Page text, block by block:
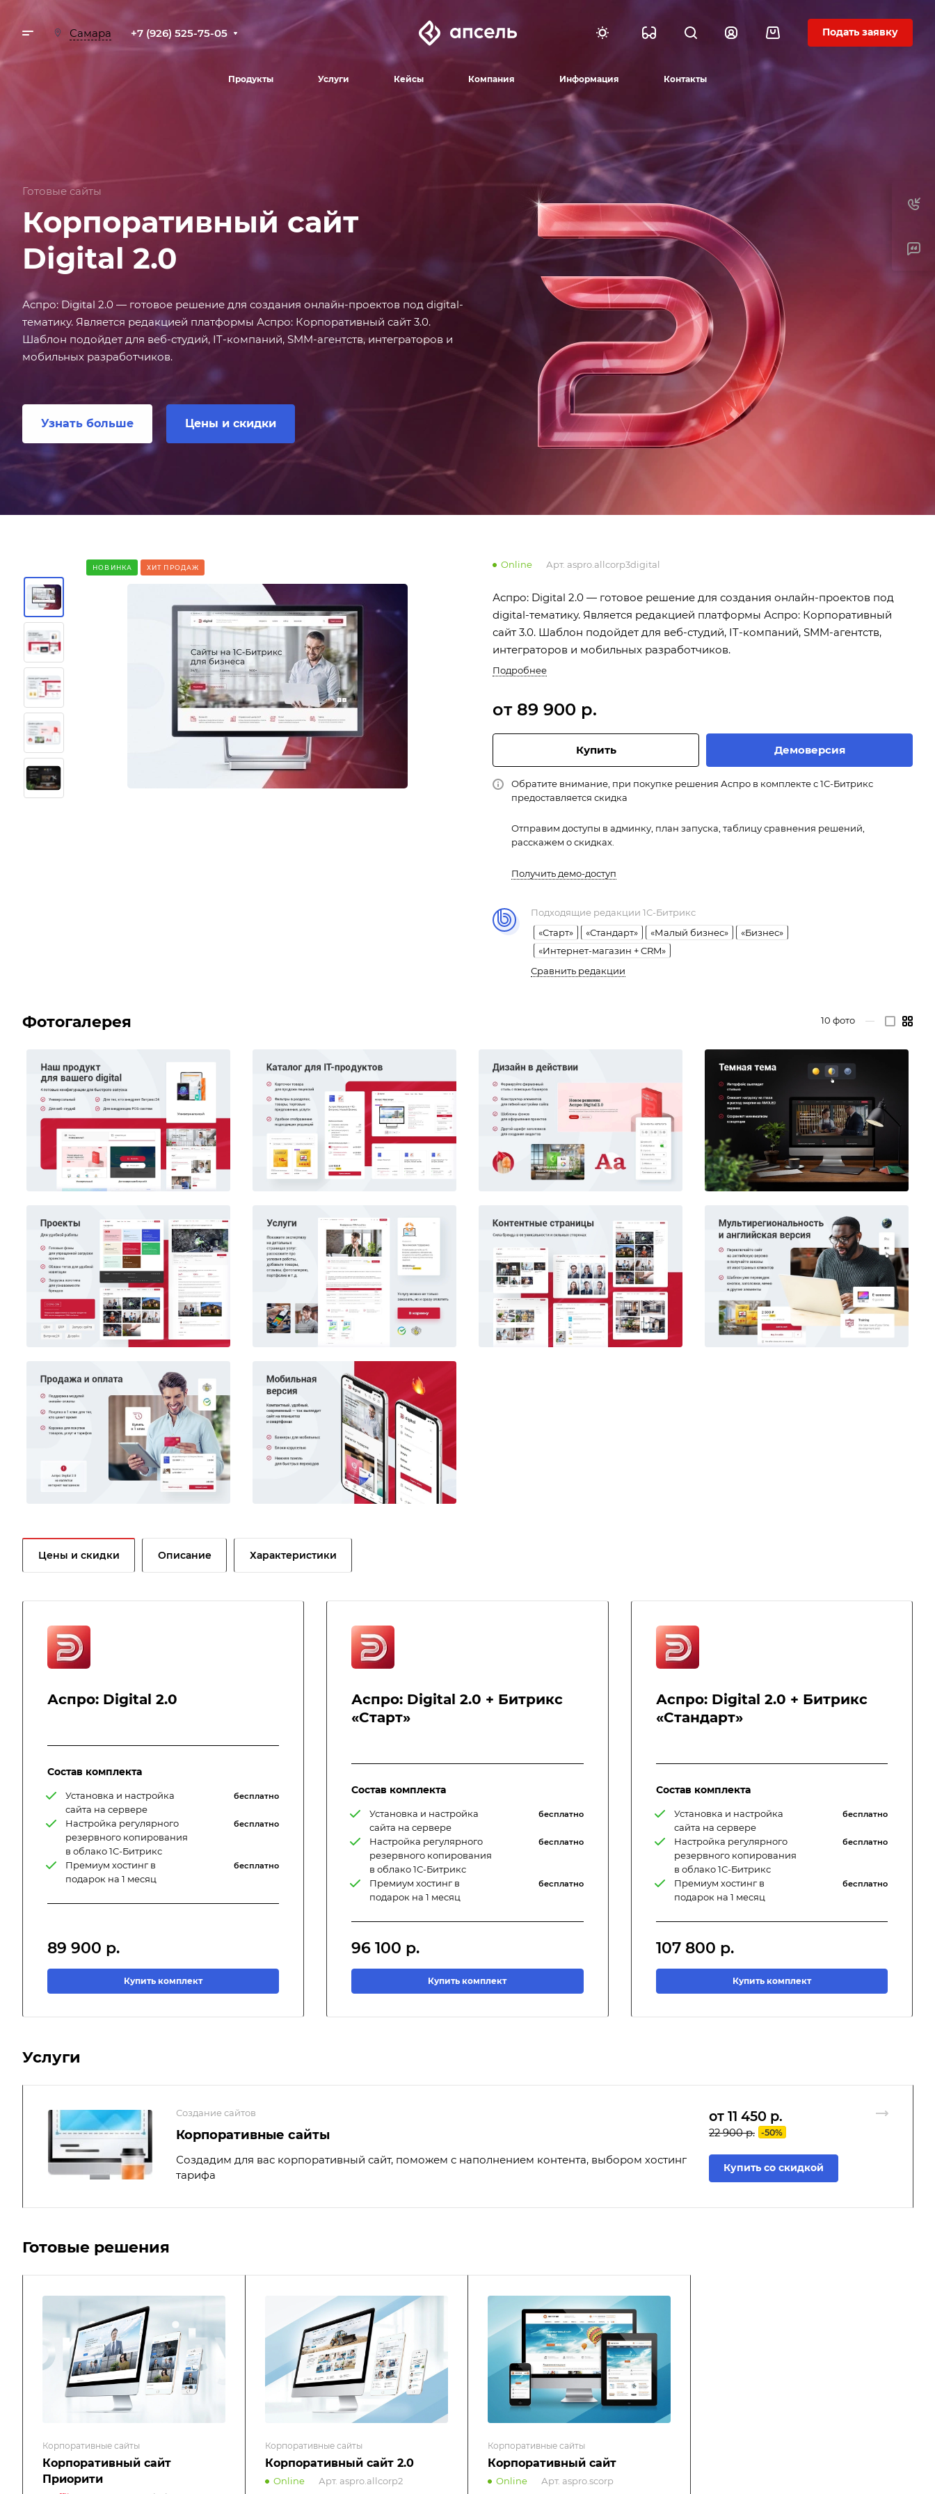
Самара +7 (926) 525-75-05 Подать заявку
Продукты Услуги Кейсы Компания Информация Контакты
Готовые сайты
Корпоративный сайт
Digital 2.0
Аспро: Digital 2.0 — готовое решение для создания онлайн-проектов под digital-
тематику. Является редакцией платформы Аспро: Корпоративный сайт 3.0.
Шаблон подойдет для веб-студий, IT-компаний, SMM-агентств, интеграторов и
мобильных разработчиков.
Узнать больше Цены и скидки
НОВИНКА ХИТ ПРОДАЖ Online Арт. aspro.allcorp3digital
Аспро: Digital 2.0 — готовое решение для создания онлайн-проектов под
digital-тематику. Является редакцией платформы Аспро: Корпоративный
сайт 3.0. Шаблон подойдет для веб-студий, IT-компаний, SMM-агентств,
интеграторов и мобильных разработчиков.
Подробнее
от 89 900 р.
Купить Демоверсия
Обратите внимание, при покупке решения Аспро в комплекте с 1С-Битрикс
предоставляется скидка
Отправим доступы в админку, план запуска, таблицу сравнения решений,
расскажем о скидках.
Получить демо-доступ
Подходящие редакции 1С-Битрикс
«Старт»
«Стандарт» «Малый бизнес»
«Бизнес»
«Интернет-магазин + CRM»
Сравнить редакции
Фотогалерея 10 фото —
Цены и скидки Описание Характеристики
Аспро: Digital 2.0
Состав комплекта
Установка и настройка
сайта на сервере
бесплатно
Настройка регулярного
резервного копирования
в облако 1С-Битрикс
бесплатно
Премиум хостинг в
подарок на 1 месяц
бесплатно
89 900 р.
Купить комплект
Аспро: Digital 2.0 + Битрикс
«Старт»
Состав комплекта
Установка и настройка
сайта на сервере
бесплатно
Настройка регулярного
резервного копирования
в облако 1С-Битрикс
бесплатно
Премиум хостинг в
подарок на 1 месяц
бесплатно
96 100 р.
Купить комплект
Аспро: Digital 2.0 + Битрикс
«Стандарт»
Состав комплекта
Установка и настройка
сайта на сервере
бесплатно
Настройка регулярного
резервного копирования
в облако 1С-Битрикс
бесплатно
Премиум хостинг в
подарок на 1 месяц
бесплатно
107 800 р.
Купить комплект
Услуги
Создание сайтов
Корпоративные сайты
Создадим для вас корпоративный сайт, поможем с наполнением контента, выбором хостинг
тарифа
от 11 450 р.
22 900 р. -50%
Купить со скидкой
Готовые решения
Корпоративные сайты
Корпоративный сайт
Приорити
Корпоративные сайты
Корпоративный сайт 2.0
Online Арт. aspro.allcorp2
Корпоративные сайты
Корпоративный сайт
Online Арт. aspro.scorp